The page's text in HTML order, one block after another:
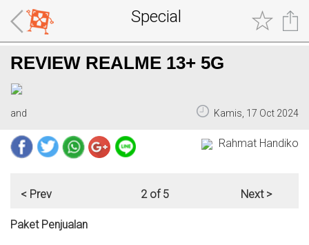
Special
REVIEW REALME 13+ 5G
and Kamis, 17 Oct 2024
Rahmat Handiko
< Prev 2 of 5 Next >
Paket Penjualan